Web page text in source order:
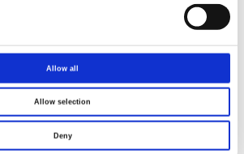
Allow all
Allow selection
Deny
可程式雙向DC電源供應器